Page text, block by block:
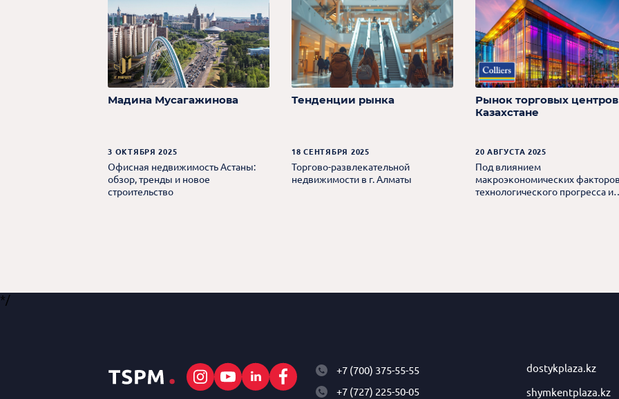
Мадина Мусагажинова
3 ОКТЯБРЯ 2025
Офисная недвижимость Астаны:
обзор, тренды и новое
строительство
Тенденции рынка
18 СЕНТЯБРЯ 2025
Торгово-развлекательной
недвижимости в г. Алматы
Рынок торговых
Казахстане
20 АВГУСТА 2025
Под влиянием
макроэкономических
технологического прогресса и
*/
+7 (700) 375-55-55
+7 (727) 225-50-05
dostykplaza.kz
shymkentplaza.kz